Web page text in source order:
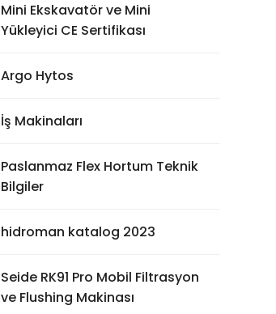
Mini Ekskavatör ve Mini
Yükleyici CE Sertifikası
Argo Hytos
İş Makinaları
Paslanmaz Flex Hortum Teknik
Bilgiler
hidroman katalog 2023
Seide RK91 Pro Mobil Filtrasyon
ve Flushing Makinası